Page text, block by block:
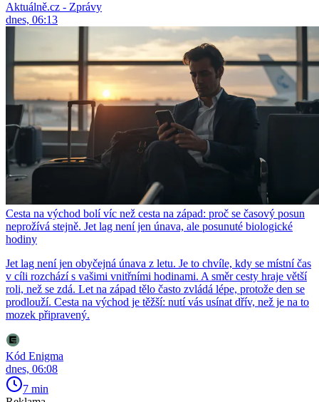
Aktuálně.cz - Zprávy
dnes, 06:13
Cesta na východ bolí víc než cesta na západ: proč se časový posun
neprožívá stejně. Jet lag není jen únava, ale posunuté biologické
hodiny
Jet lag není jen obyčejná únava z letu. Je to chvíle, kdy se místní čas
v cíli rozchází s vašimi vnitřními hodinami. A směr cesty hraje větší
roli, než se zdá. Let na západ tělo často zvládá lépe, protože den se
prodlouží. Cesta na východ je těžší: nutí vás usínat dřív, než je na to
mozek připravený.
Kód Enigma
dnes, 06:08
7 min